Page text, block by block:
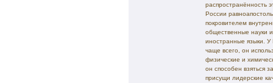
распространённость
России
покровителем
общественные науки
иностранные языки. У
чаще всего, он
физические и
он способен взяться
присущи лидерские